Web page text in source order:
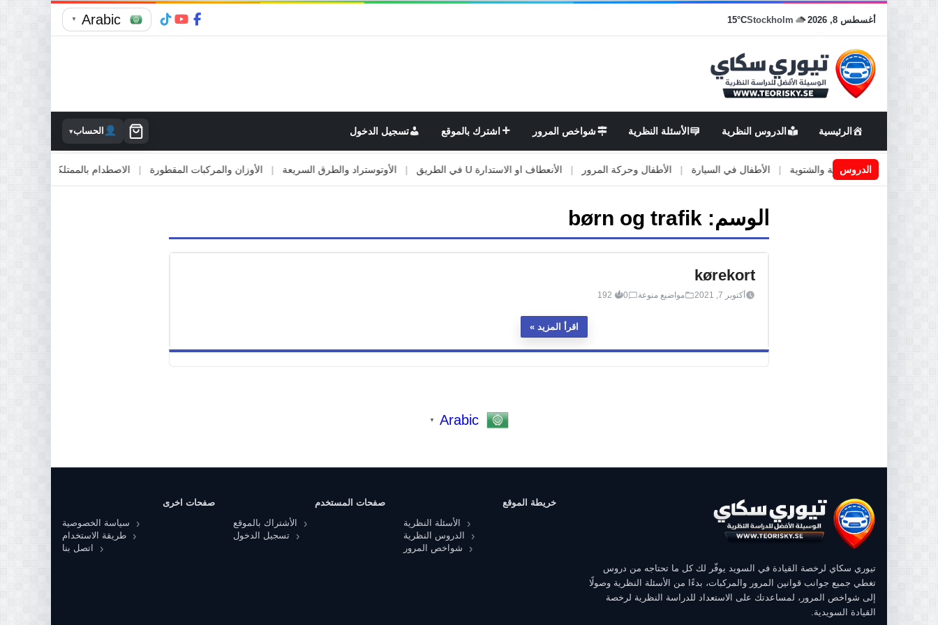
أغسطس 8, 2026 Stockholm
15°C
Arabic
▼
الرئيسية الدروس النظرية الأسئلة النظرية شواخص المرور اشترك بالموقع تسجيل الدخول الحساب▾
الدروس
الأطارات الصيفية والشتوية | الأطفال في السيارة | الأطفال وحركة المرور | الأنعطاف او الاستدارة U في الطريق | الأوتوستراد والطرق السريعة | الأوزان والمركبات المقطورة | الاصطدام بالممتلكات
الوسم: børn og trafik
kørekort
أكتوبر 7, 2021 مواضيع منوعة 0
192
اقرأ المزيد
Arabic
▼
تيوري سكاي لرخصة القيادة في السويد يوفّر لك كل ما تحتاجه من دروس
تغطي جميع جوانب قوانين المرور والمركبات، بدءًا من الأسئلة النظرية وصولًا
إلى شواخص المرور، لمساعدتك على الاستعداد للدراسة النظرية لرخصة
القيادة السويدية.
خريطة الموقع
الأسئلة النظرية
الدروس النظرية
شواخص المرور
صفحات المستخدم
الأشتراك بالموقع
تسجيل الدخول
صفحات اخرى
سياسة الخصوصية
طريقة الاستخدام
اتصل بنا